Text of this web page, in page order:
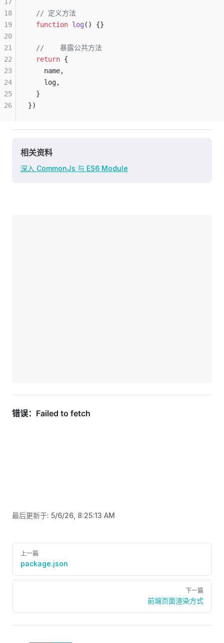
  // 定义方法
  function
log() {}
  //    暴露公共方法
  return
{
    name,
    log,
  }
})
18
19
20
21
22
23
24
25
26
相关资料
深入 CommonJs 与 ES6 Module
最后更新于: 5/6/26, 8:25:13 AM
Pager
上一篇
package.json
下一篇
前端页面渲染方式